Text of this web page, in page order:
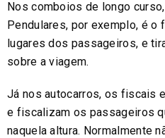
Nos comboios de longo
Pendulares, por exemplo, é o
lugares dos passageiros, e
sobre a viagem.
Já nos autocarros, os fiscais
e fiscalizam os passageiros
naquela altura. Normalmente